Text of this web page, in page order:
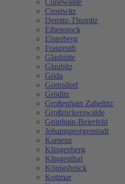
Cunewalde
Crostwitz
Demitz-Thumitz
Eibenstock
Elsterberg
Fraureuth
Glashütte
Glaubitz
Göda
Gornsdorf
Gröditz
Großenhain Zabeltitz
Großrückerswalde
Grünhain-Beierfeld
Johanngeorgenstadt
Kamenz
Klingenberg
Klingenthal
Königsbrück
Kottmar